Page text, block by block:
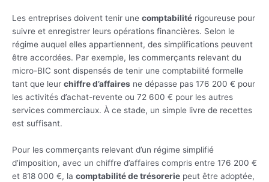
Les entreprises doivent tenir une comptabilité rigoureuse pour
suivre et enregistrer leurs opérations financières. Selon le
régime auquel elles appartiennent, des simplifications peuvent
être accordées. Par exemple, les commerçants relevant du
micro-BIC sont dispensés de tenir une comptabilité formelle
tant que leur chiffre d’affaires ne dépasse pas 176 200 € pour
les activités d’achat-revente ou 72 600 € pour les autres
services commerciaux. À ce stade, un simple livre de recettes
est suffisant.
Pour les commerçants relevant d’un régime simplifié
d’imposition, avec un chiffre d’affaires compris entre 176 200 €
et 818 000 €, la comptabilité de trésorerie peut être adoptée,